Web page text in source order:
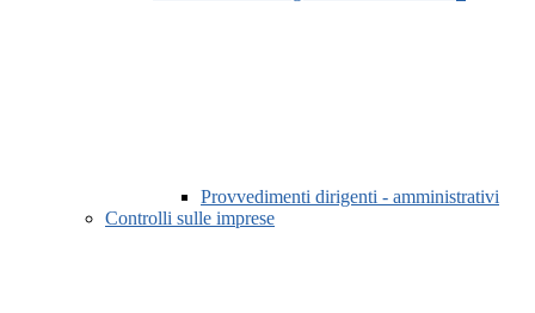
Provvedimenti dirigenti - amministrativi
Controlli sulle imprese